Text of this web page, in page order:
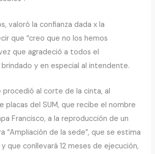
valoró la confianza dada x la
que “creo que no los hemos
que agradeció a todos el
y en especial al intendente.
procedió al corte de la cinta, al
placas del SUM, que recibe el nombre
Francisco, a la reproducción de un
“Ampliación de la sede”, que se estima
que conllevará 12 meses de ejecución,